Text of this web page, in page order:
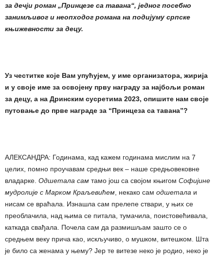
за дечји роман „Принцезе са тавана“, једног посебно
занимљивог и неопходог романа на подијуму српске
књижевности за децу.
Уз честитке које Вам упућујем, у име организатора, жирија
и у своје име за освојену прву награду за најбољи роман
за децу, а на Дринским сусретима 2023, опишите нам своје
путовање до прве награде за “Принцеза са тавана”?
АЛЕКСАНДРА: Годинама, кад кажем годинама мислим на 7
целих, помно проучавам средњи век – наше средњовековне
владарке. Одшетала сам тамо још са својом књигом Софијине
мудролије с Марком Краљевићем , некако сам одшетала и
нисам се враћала. Изнашла сам прелепе ствари, у њих се
преоблачила, над њима се питала, тумачила, поистовећивала,
каткада свађала. Почела сам да размишљам зашто се о
средњем веку прича као, искључиво, о мушком, витешком. Шта
је било са женама у њему? Јер те витезе неко је родио, неко је